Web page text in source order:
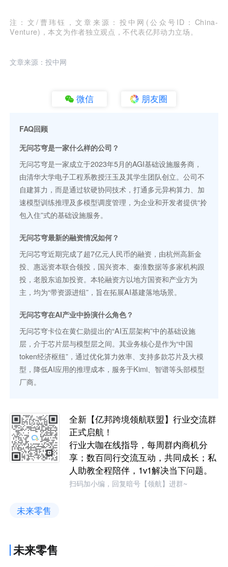
注：文/曹玮钰，文章来源：投中网(公众号ID：China-
Venture)，本文为作者独立观点，不代表亿邦动力立场。
文章来源：投中网
微信 朋友圈
FAQ回顾
无问芯穹是一家什么样的公司？
无问芯穹是一家成立于2023年5月的AGI基础设施服务商，
由清华大学电子工程系教授汪玉及其学生团队创立。公司不
自建算力，而是通过软硬协同技术，打通多元异构算力、加
速模型训练推理及多模型调度管理，为企业和开发者提供“拎
包入住”式的基础设施服务。
无问芯穹最新的融资情况如何？
无问芯穹近期完成了超7亿元人民币的融资，由杭州高新金
投、惠远资本联合领投，国兴资本、秦淮数据等多家机构跟
投，老股东追加投资。本轮融资方以地方国资和产业方为
主，均为“带资源进组”，旨在拓展AI基建落地场景。
无问芯穹在AI产业中扮演什么角色？
无问芯穹卡位在黄仁勋提出的“AI五层架构”中的基础设施
层，介于芯片层与模型层之间。其业务核心是作为“中国
token经济枢纽”，通过优化算力效率、支持多款芯片及大模
型，降低AI应用的推理成本，服务于Kimi、智谱等头部模型
厂商。
全新【亿邦跨境领航联盟】行业交流群
正式启航！
行业大咖在线指导，每周群内商机分
享；数百同行交流互动，共同成长；私
人助教全程陪伴，1v1解决当下问题。
扫码加小编，回复暗号【领航】进群~
未来零售
未来零售